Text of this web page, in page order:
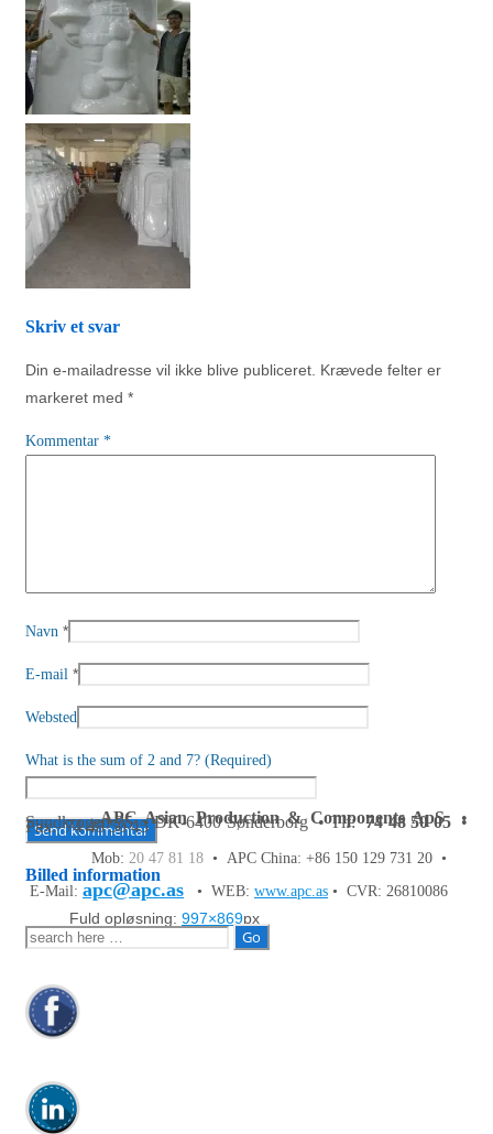
Skriv et svar
Din e-mailadresse vil ikke blive publiceret. Krævede felter er
markeret med *
Kommentar *
Navn *
E-mail *
Websted
What is the sum of 2 and 7? (Required)
Billed information
Fuld opløsning: 997×869px
APC Asian Production & Components ApS•
Sundkrogen 35 • DK-6400 Sønderborg • Tlf:74 48 50 05•
Fax: 74 48 50 45
Mob: 20 47 81 18 • APC China: +86 150 129 731 20 •
E-Mail: apc@apc.as • WEB: www.apc.as • CVR: 26810086
Søg